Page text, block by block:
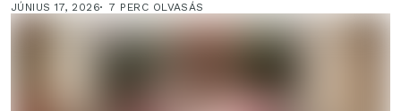
JÚNIUS 17, 2026 7 PERC OLVASÁS